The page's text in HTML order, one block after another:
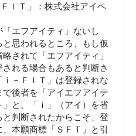
ＩＴ」：株式会社アイペ
エフアイティ」ないし
と思われるところ、もし仮
されて「エフアイティ」
れる場合もあると判断さ
－ＦＩＴ」は登録されな
後者を「アイエフアイテ
と、「ｉ」（アイ）を省
判断されたからこそ、登
本願商標「ＳＦＴ」と引